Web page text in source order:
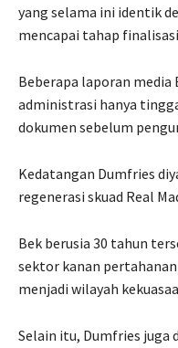
yang selama ini identik
mencapai tahap
Beberapa laporan media
administrasi hanya
dokumen sebelum
Kedatangan Dumfries
regenerasi skuad Real
Bek berusia 30 tahun
sektor kanan
menjadi wilayah
Selain itu, Dumfries juga